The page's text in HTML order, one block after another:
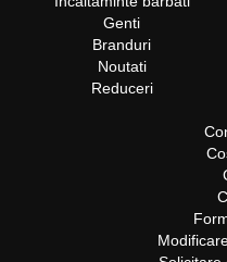
Genti
Branduri
Noutati
Reduceri